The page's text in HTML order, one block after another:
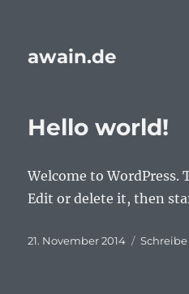
awain.de
Hello world!
Welcome to WordPress.
Edit or delete it, then
Veröffentlicht
21. November 2014